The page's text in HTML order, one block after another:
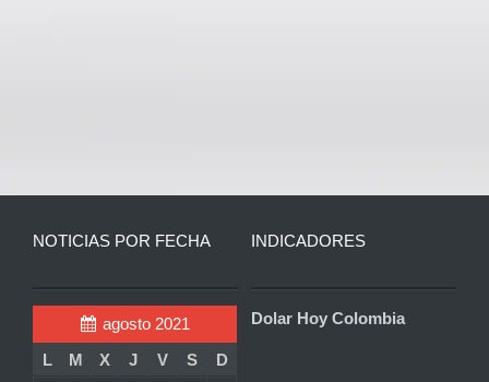
NOTICIAS POR FECHA
agosto 2021
L
M X J V S
D
INDICADORES
Dolar Hoy Colombia